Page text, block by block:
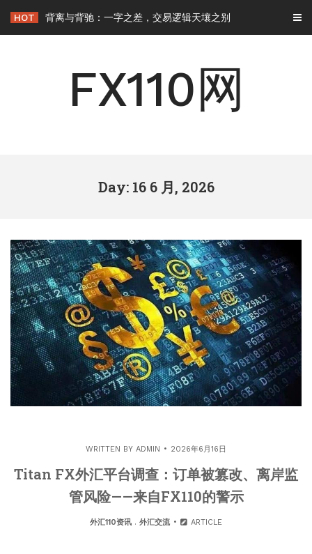
content
HOT 背离与背驰：一字之差，交易逻辑天壤之别
FX110网
Day: 16 6 月, 2026
WRITTEN BY ADMIN 2026年6月16日
Titan FX外汇平台调查：订单被篡改、离岸监
管风险——来自FX110的警示
外汇110资讯. 外汇交流 ARTICLE